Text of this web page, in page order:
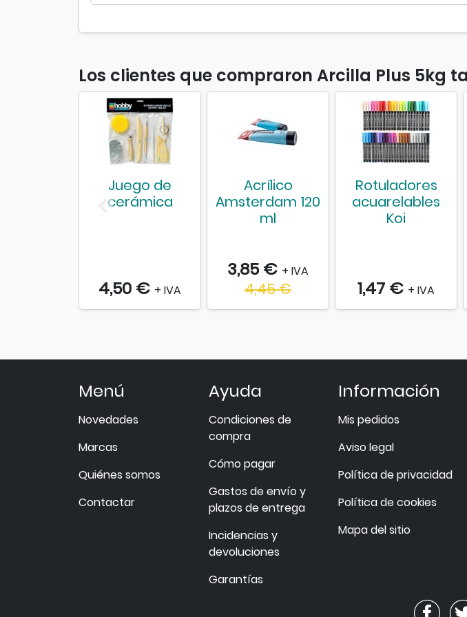
Los clientes que compraron Arcilla Plus 5kg
Juego de
cerámica
4,50 € + IVA
Acrílico
Amsterdam 120
ml
3,85 € + IVA
4,45 €
Rotuladores
acuarelables
Koi
1,47 € + IVA
Menú
Novedades
Marcas
Quiénes somos
Contactar
Ayuda
Condiciones de
compra
Cómo pagar
Gastos de envío y
plazos de entrega
Incidencias y
devoluciones
Garantías
Información
Mis pedidos
Aviso legal
Política de privacidad
Política de cookies
Mapa del sitio